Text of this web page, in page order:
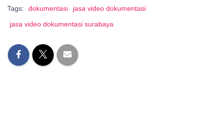
Tags: dokumentasi
jasa video dokumentasi
jasa video dokumentasi surabaya